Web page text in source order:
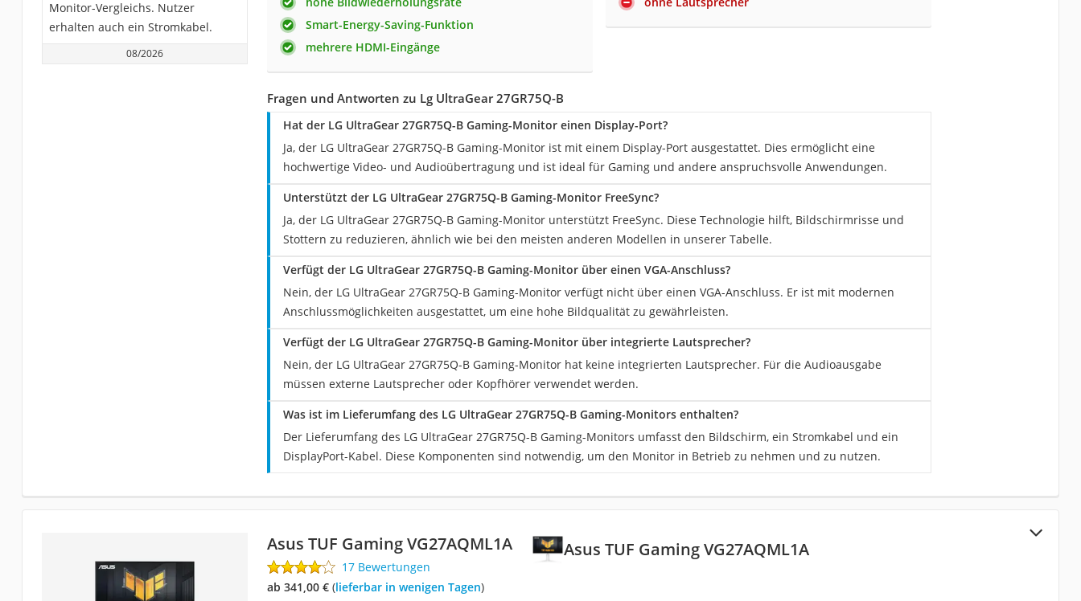
Monitor-Vergleichs. Nutzer
erhalten auch ein Stromkabel.
08/2026
Smart-Energy-Saving-Funktion
mehrere HDMI-Eingänge
Fragen und Antworten zu Lg UltraGear 27GR75Q-B
Hat der LG UltraGear 27GR75Q-B Gaming-Monitor einen Display-Port?
Ja, der LG UltraGear 27GR75Q-B Gaming-Monitor ist mit einem Display-Port ausgestattet. Dies ermöglicht eine
hochwertige Video- und Audioübertragung und ist ideal für Gaming und andere anspruchsvolle Anwendungen.
Unterstützt der LG UltraGear 27GR75Q-B Gaming-Monitor FreeSync?
Ja, der LG UltraGear 27GR75Q-B Gaming-Monitor unterstützt FreeSync. Diese Technologie hilft, Bildschirmrisse und
Stottern zu reduzieren, ähnlich wie bei den meisten anderen Modellen in unserer Tabelle.
Verfügt der LG UltraGear 27GR75Q-B Gaming-Monitor über einen VGA-Anschluss?
Nein, der LG UltraGear 27GR75Q-B Gaming-Monitor verfügt nicht über einen VGA-Anschluss. Er ist mit modernen
Anschlussmöglichkeiten ausgestattet, um eine hohe Bildqualität zu gewährleisten.
Verfügt der LG UltraGear 27GR75Q-B Gaming-Monitor über integrierte Lautsprecher?
Nein, der LG UltraGear 27GR75Q-B Gaming-Monitor hat keine integrierten Lautsprecher. Für die Audioausgabe
müssen externe Lautsprecher oder Kopfhörer verwendet werden.
Was ist im Lieferumfang des LG UltraGear 27GR75Q-B Gaming-Monitors enthalten?
Der Lieferumfang des LG UltraGear 27GR75Q-B Gaming-Monitors umfasst den Bildschirm, ein Stromkabel und ein
DisplayPort-Kabel. Diese Komponenten sind notwendig, um den Monitor in Betrieb zu nehmen und zu nutzen.
Asus TUF Gaming VG27AQML1A
Asus TUF Gaming VG27AQML1A
17 Bewertungen
ab 341,00 €( Lieferbar in wenigen Tagen)